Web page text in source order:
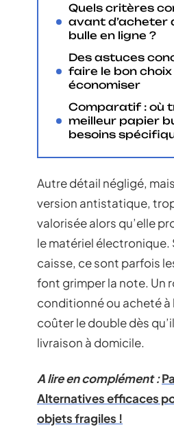
Quels critères
avant d’acheter
bulle en ligne ?
Des astuces
faire le bon
économiser
Comparatif : où
meilleur papier
besoins
Autre détail négligé,
version antistatique,
valorisée alors qu’elle
le matériel électronique.
caisse, ce sont parfois
font grimper la note. Un
conditionné ou acheté à
coûter le double dès
livraison à domicile.
A lire en complément :
Alternatives efficaces
objets fragiles !